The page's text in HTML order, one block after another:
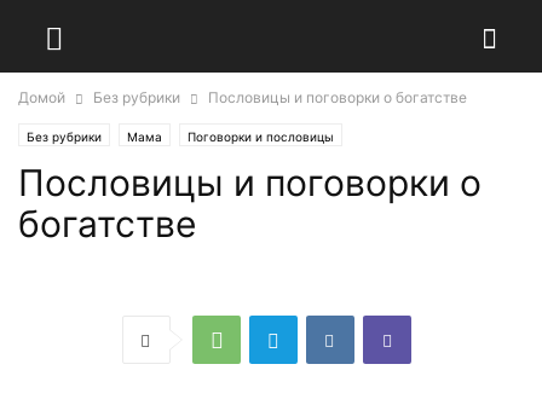
Домой Без рубрики Пословицы и поговорки о богатстве
Без рубрики Мама Поговорки и пословицы
Пословицы и поговорки о
богатстве